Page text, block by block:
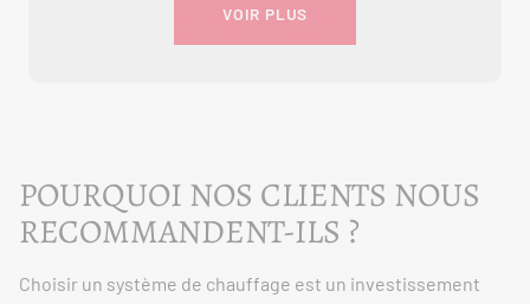
VOIR PLUS
POURQUOI NOS CLIENTS NOUS
RECOMMANDENT-ILS ?
Choisir un système de chauffage est un investissement